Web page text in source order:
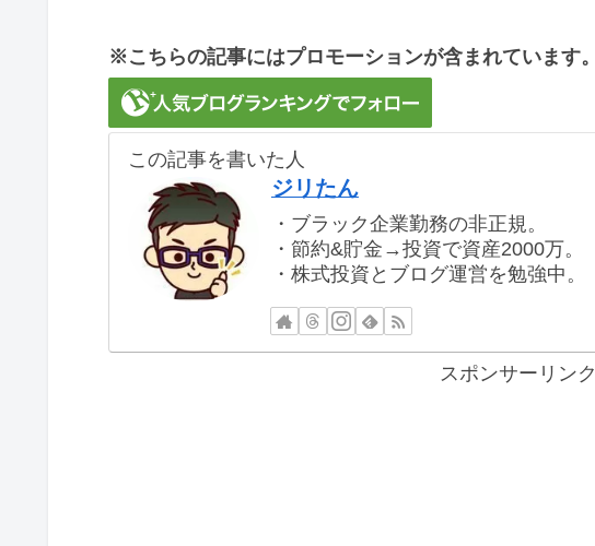
※こちらの記事にはプロモーションが含まれています。
この記事を書いた人
ジリたん
・ブラック企業勤務の非正規。
・節約&貯金→投資で資産2000万。
・株式投資とブログ運営を勉強中。
スポンサーリンク